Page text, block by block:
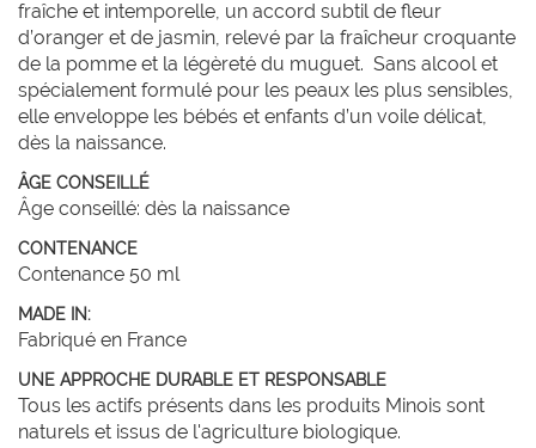
fraîche et intemporelle, un accord subtil de fleur
d’oranger et de jasmin, relevé par la fraîcheur croquante
de la pomme et la légèreté du muguet.  Sans alcool et
spécialement formulé pour les peaux les plus sensibles,
elle enveloppe les bébés et enfants d’un voile délicat,
dès la naissance.
ÂGE CONSEILLÉ
Âge conseillé: dès la naissance
CONTENANCE
Contenance 50 ml
MADE IN:
Fabriqué en France
UNE APPROCHE DURABLE ET RESPONSABLE
Tous les actifs présents dans les produits Minois sont
naturels et issus de l'agriculture biologique.